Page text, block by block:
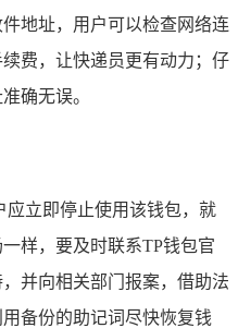
地址，用户可以检查网络连
费，让快递员更有动力；仔
确无误。
应立即停止使用该钱包，就
样，要及时联系TP钱包官
并向相关部门报案，借助法
备份的助记词尽快恢复钱